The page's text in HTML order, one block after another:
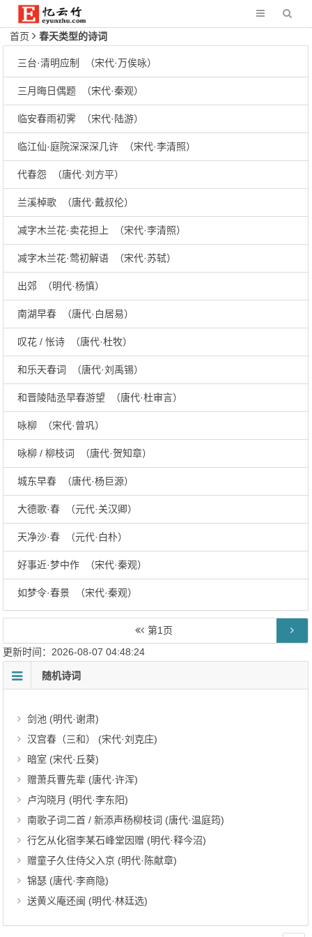
首页 春天类型的诗词
三台·清明应制 （宋代·万俟咏）
三月晦日偶题 （宋代·秦观）
临安春雨初霁 （宋代·陆游）
临江仙·庭院深深深几许 （宋代·李清照）
代春怨 （唐代·刘方平）
兰溪棹歌 （唐代·戴叔伦）
减字木兰花·卖花担上 （宋代·李清照）
减字木兰花·莺初解语 （宋代·苏轼）
出郊 （明代·杨慎）
南湖早春 （唐代·白居易）
叹花 / 怅诗 （唐代·杜牧）
和乐天春词 （唐代·刘禹锡）
和晋陵陆丞早春游望 （唐代·杜审言）
咏柳 （宋代·曾巩）
咏柳 / 柳枝词 （唐代·贺知章）
城东早春 （唐代·杨巨源）
大德歌·春 （元代·关汉卿）
天净沙·春 （元代·白朴）
好事近·梦中作 （宋代·秦观）
如梦令·春景 （宋代·秦观）
第1 页
更新时间：2026-08-07 04:48:24
随机诗词
剑池 (明代·谢肃)
汉宫春（三和） (宋代·刘克庄)
暗室 (宋代·丘葵)
赠萧兵曹先辈 (唐代·许浑)
卢沟晓月 (明代·李东阳)
南歌子词二首 / 新添声杨柳枝词 (唐代·温庭筠)
行乞从化宿李某石峰堂因赠 (明代·释今沼)
赠童子久住侍父入京 (明代·陈献章)
锦瑟 (唐代·李商隐)
送黄义庵还闽 (明代·林廷选)